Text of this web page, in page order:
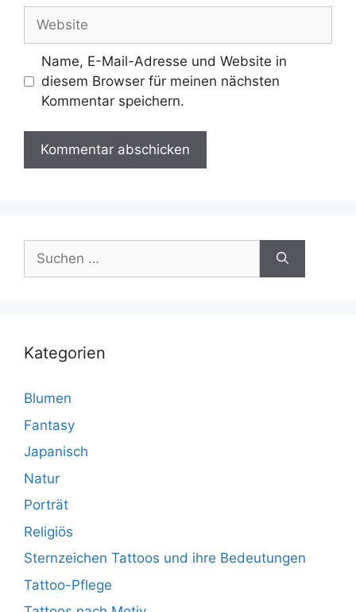
Adresse
Name, E-Mail-Adresse und Website in
diesem Browser für meinen nächsten
Kommentar speichern.
Suchen
nach:
Kategorien
Blumen
Fantasy
Japanisch
Natur
Porträt
Religiös
Sternzeichen Tattoos und ihre Bedeutungen
Tattoo-Pflege